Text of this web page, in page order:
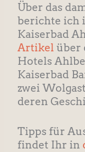
Über das
berichte ich
Kaiserbad
Artikel über
Hotels
Kaiserbad
zwei
deren
Tipps für
findet Ihr in